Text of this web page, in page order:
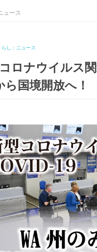
ュース
らし：ニュース
コロナウイルス
ら国境開放へ！